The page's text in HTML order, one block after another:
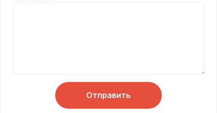
Отправить